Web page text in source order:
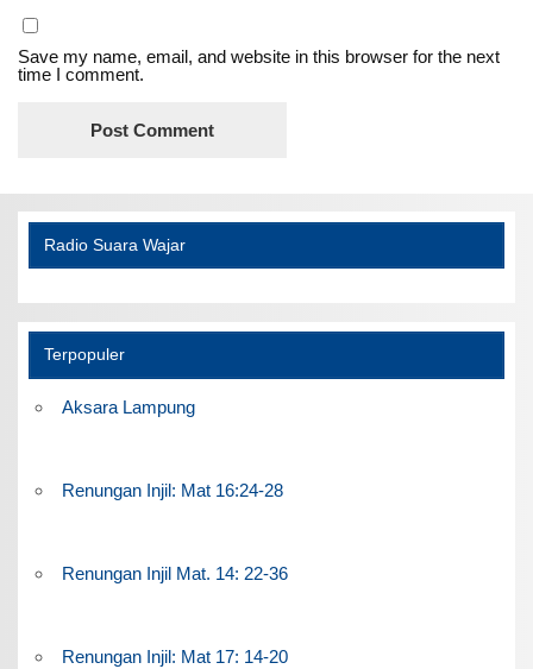
Save my name, email, and website in this browser for the next
time I comment.
Radio Suara Wajar
Terpopuler
Aksara Lampung
Renungan Injil: Mat 16:24-28
Renungan Injil Mat. 14: 22-36
Renungan Injil: Mat 17: 14-20